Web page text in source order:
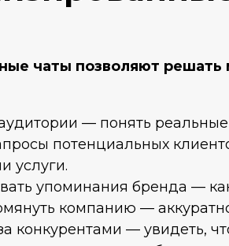
чаты позволяют решать
— понять
потенциальных
услуги.
упоминания бренда —
компанию —
конкурентами — увидеть,